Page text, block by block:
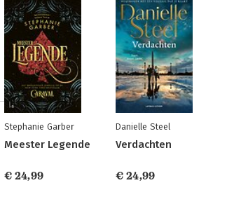
Stephanie Garber
Meester Legende
€ 24,99
Danielle Steel
Verdachten
€ 24,99